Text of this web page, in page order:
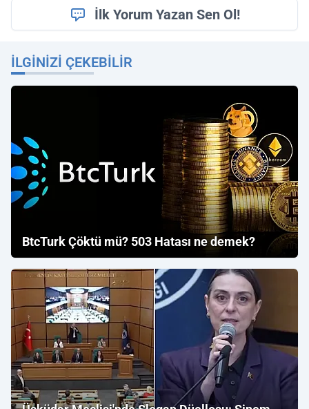
İlk Yorum Yazan Sen Ol!
İLGINIZI ÇEKEBILIR
BtcTurk Çöktü mü? 503 Hatası ne demek?